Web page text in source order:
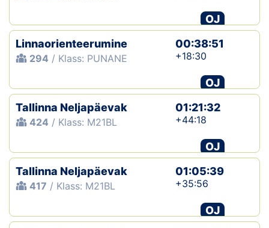
OJ
Linnaorienteerumine
294 / Klass: PUNANE
00:38:51
+18:30
OJ
Tallinna Neljapäevak
424 / Klass: M21BL
01:21:32
+44:18
OJ
Tallinna Neljapäevak
417 / Klass: M21BL
01:05:39
+35:56
OJ